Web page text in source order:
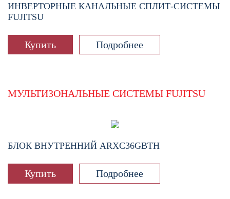
ИНВЕРТОРНЫЕ КАНАЛЬНЫЕ СПЛИТ-СИСТЕМЫ
FUJITSU
Купить Подробнее
МУЛЬТИЗОНАЛЬНЫЕ СИСТЕМЫ FUJITSU
БЛОК ВНУТРЕННИЙ ARXC36GBTH
Купить Подробнее